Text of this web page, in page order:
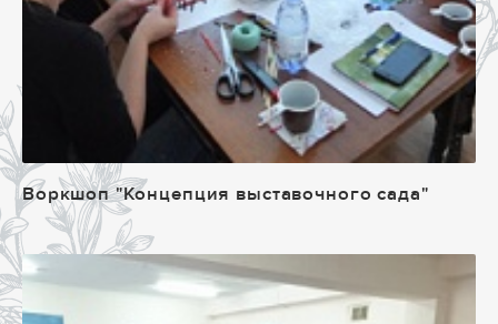
Воркшоп "Концепция выставочного сада"